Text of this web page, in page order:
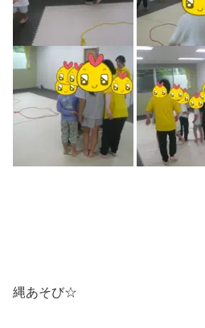
縄あそび☆